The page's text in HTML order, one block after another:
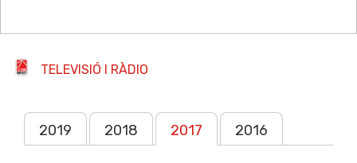
TELEVISIÓ I RÀDIO
2019 2018 2017 2016